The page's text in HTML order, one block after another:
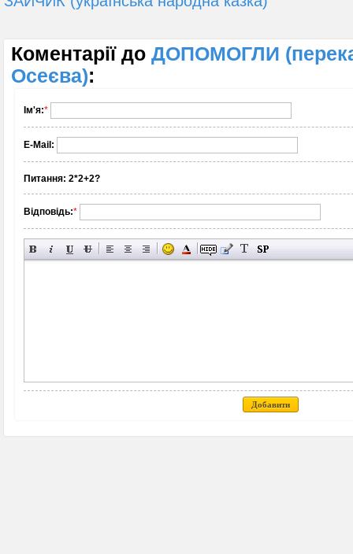
Коментарії до ДОПОМОГЛИ
Осеєва):
Ім'я:*
E-Mail:
Питання: 2*2+2?
Відповідь:*
Добавити